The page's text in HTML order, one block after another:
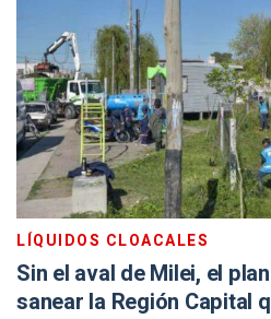
LÍQUIDOS CLOACALES
Sin el aval de Milei, el
sanear la Región Capital